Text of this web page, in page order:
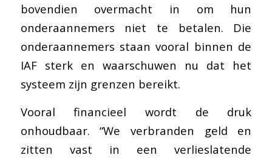
bovendien overmacht in om hun
onderaannemers niet te betalen. Die
onderaannemers staan vooral binnen de
IAF sterk en waarschuwen nu dat het
systeem zijn grenzen bereikt.
Vooral financieel wordt de druk
onhoudbaar. “We verbranden geld en
zitten vast in een verlieslatende